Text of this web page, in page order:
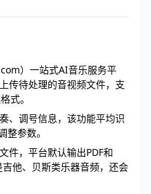
）一站式AI音乐服务平
传待处理的音视频文件，支
式。
、调号信息，该功能平均识
参数。
件，平台默认输出PDF和
他、贝斯类乐器音频，还会